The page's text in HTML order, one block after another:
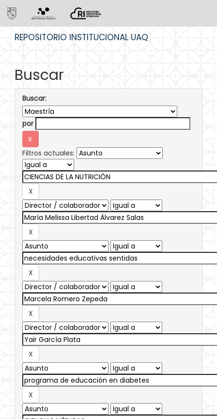
REPOSITORIO INSTITUCIONAL UAQ
Buscar
Buscar:
por
Filtros actuales: